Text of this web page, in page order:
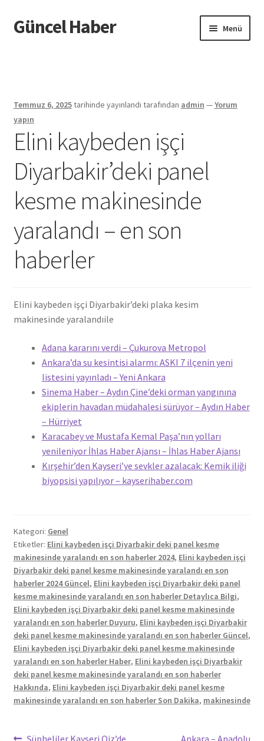
Dolaşıma
geç
İçeriğe
geç
Güncel Haber Menü
Temmuz 6, 2025tarihinde yayınlandı tarafından admin —Yorum
yapın
Elini kaybeden işçi
Diyarbakir’deki panel
kesme makinesinde
yaralandı – en son
haberler
Elini kaybeden işçi Diyarbakir’deki plaka kesim
makinesinde yaralandıile
Adana kararını verdi – Çukurova Metropol
Ankara’da su kesintisi alarmı: ASKI 7 ilçenin yeni
listesini yayınladı – Yeni Ankara
Sinema Haber – Aydın Çine’deki orman yangınına
ekiplerin havadan müdahalesi sürüyor – Aydın Haber
– Hürriyet
Karacabey ve Mustafa Kemal Paşa’nın yolları
yenileniyor İhlas Haber Ajansı – İhlas Haber Ajansı
Kırşehir’den Kayseri’ye sevkler azalacak: Kemik iliği
biyopsisi yapılıyor – kayserihaber.com
Kategori: Genel
Etiketler: Elini kaybeden işçi Diyarbakir deki panel kesme
makinesinde yaralandı en son haberler 2024, Elini kaybeden işçi
Diyarbakir deki panel kesme makinesinde yaralandı en son
haberler 2024 Güncel, Elini kaybeden işçi Diyarbakir deki panel
kesme makinesinde yaralandı en son haberler Detaylıca Bilgi,
Elini kaybeden işçi Diyarbakir deki panel kesme makinesinde
yaralandı en son haberler Duyuru, Elini kaybeden işçi Diyarbakir
deki panel kesme makinesinde yaralandı en son haberler Güncel,
Elini kaybeden işçi Diyarbakir deki panel kesme makinesinde
yaralandı en son haberler Haber, Elini kaybeden işçi Diyarbakir
deki panel kesme makinesinde yaralandı en son haberler
Hakkında, Elini kaybeden işçi Diyarbakir deki panel kesme
makinesinde yaralandı en son haberler Son Dakika, makinesinde
Önceki
Sonraki